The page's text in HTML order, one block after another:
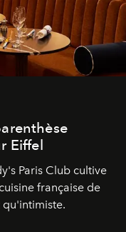
Eiffel
Paris Club cultive
française de
qu'intimiste.